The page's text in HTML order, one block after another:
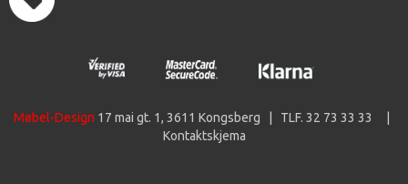
Møbel-Design 17 mai gt. 1, 3611 Kongsberg | TLF. 32 73 33 33 |
Kontaktskjema